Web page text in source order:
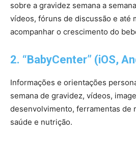
sobre a gravidez semana a
vídeos, fóruns de discussão e até
acompanhar o crescimento do
2. “BabyCenter” (iOS,
Informações e orientações
semana de gravidez, vídeos,
desenvolvimento, ferramentas de
saúde e nutrição.